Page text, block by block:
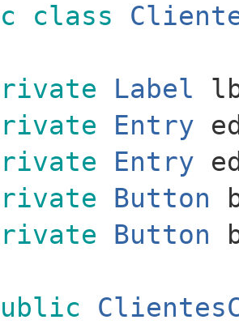
class
Label
Entry
Entry
Button
Button